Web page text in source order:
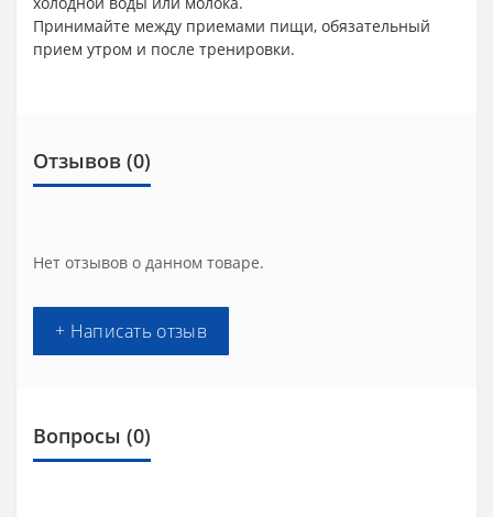
Принимайте между приемами пищи, обязательный
прием утром и после тренировки.
Отзывов (0)
Нет отзывов о данном товаре.
+ Написать отзыв
Вопросы (0)